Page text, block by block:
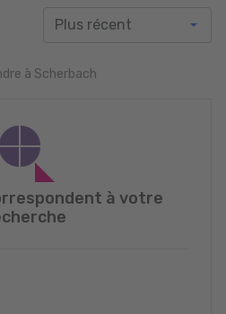
à Scherbach
à votre